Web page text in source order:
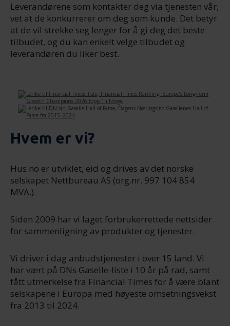
Leverandørene som kontakter deg via tjenesten vår,
vet at de konkurrerer om deg som kunde. Det betyr
at de vil strekke seg lenger for å gi deg det beste
tilbudet, og du kan enkelt velge tilbudet og
leverandøren du liker best.
Hvem er vi?
Hus.no er utviklet, eid og drives av det norske
selskapet Nettbureau AS (org.nr. 997 104 854
MVA.).
Siden 2009 har vi laget forbrukerrettede nettsider
for sammenligning av produkter og tjenester.
Vi driver i dag anbudstjenester i over 15 land. Vi
har vært på DNs Gaselle-liste i 10 år på rad, samt
fått utmerkelse fra Financial Times for å være blant
selskapene i Europa med høyeste omsetningsvekst
fra 2013 til 2024.